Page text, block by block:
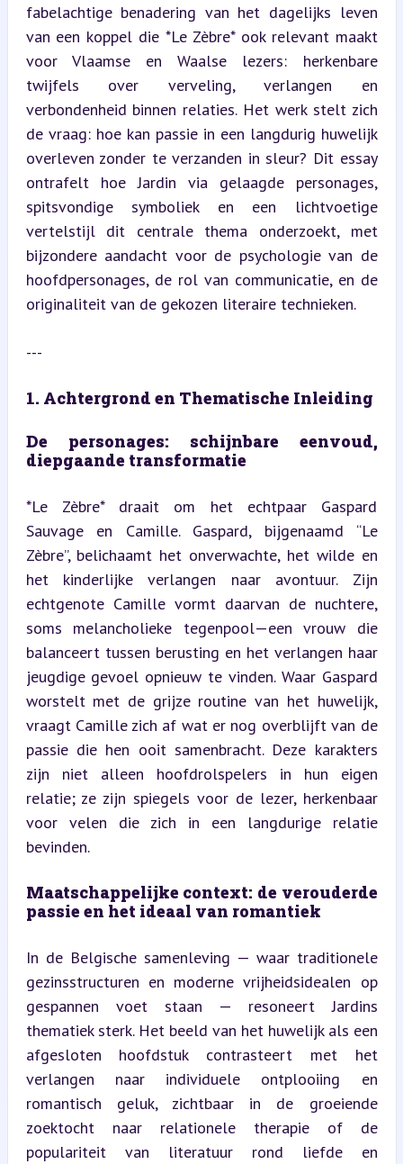
fabelachtige benadering van het dagelijks leven
van een koppel die *Le Zèbre* ook relevant maakt
voor Vlaamse en Waalse lezers: herkenbare
twijfels over verveling, verlangen en
verbondenheid binnen relaties. Het werk stelt zich
de vraag: hoe kan passie in een langdurig huwelijk
overleven zonder te verzanden in sleur? Dit essay
ontrafelt hoe Jardin via gelaagde personages,
spitsvondige symboliek en een lichtvoetige
vertelstijl dit centrale thema onderzoekt, met
bijzondere aandacht voor de psychologie van de
hoofdpersonages, de rol van communicatie, en de
originaliteit van de gekozen literaire technieken.
---
1. Achtergrond en Thematische Inleiding
De personages: schijnbare eenvoud,
diepgaande transformatie
*Le Zèbre* draait om het echtpaar Gaspard
Sauvage en Camille. Gaspard, bijgenaamd “Le
Zèbre”, belichaamt het onverwachte, het wilde en
het kinderlijke verlangen naar avontuur. Zijn
echtgenote Camille vormt daarvan de nuchtere,
soms melancholieke tegenpool—een vrouw die
balanceert tussen berusting en het verlangen haar
jeugdige gevoel opnieuw te vinden. Waar Gaspard
worstelt met de grijze routine van het huwelijk,
vraagt Camille zich af wat er nog overblijft van de
passie die hen ooit samenbracht. Deze karakters
zijn niet alleen hoofdrolspelers in hun eigen
relatie; ze zijn spiegels voor de lezer, herkenbaar
voor velen die zich in een langdurige relatie
bevinden.
Maatschappelijke context: de verouderde
passie en het ideaal van romantiek
In de Belgische samenleving — waar traditionele
gezinsstructuren en moderne vrijheidsidealen op
gespannen voet staan — resoneert Jardins
thematiek sterk. Het beeld van het huwelijk als een
afgesloten hoofdstuk contrasteert met het
verlangen naar individuele ontplooiing en
romantisch geluk, zichtbaar in de groeiende
zoektocht naar relationele therapie of de
populariteit van literatuur rond liefde en